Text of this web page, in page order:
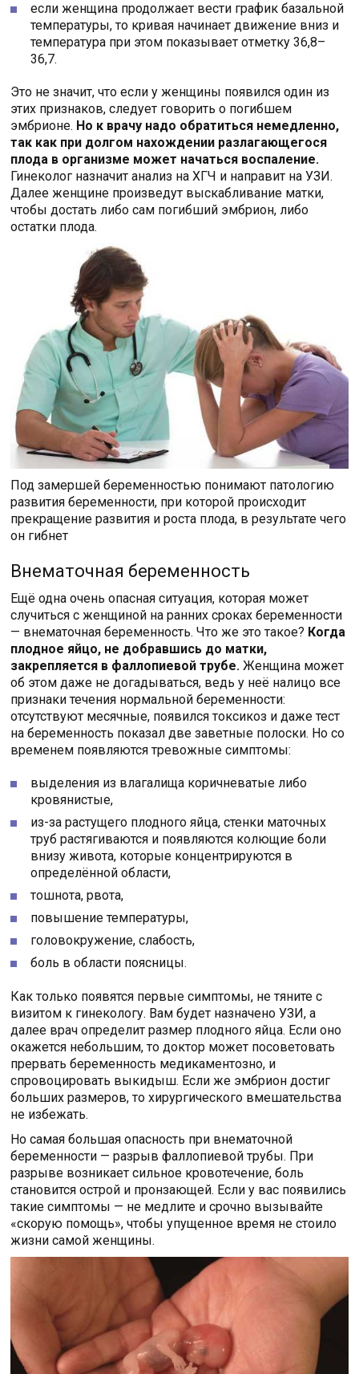
если женщина продолжает вести график базальной
температуры, то кривая начинает движение вниз и
температура при этом показывает отметку 36,8–
36,7.
Это не значит, что если у женщины появился один из
этих признаков, следует говорить о погибшем
эмбрионе. Но к врачу надо обратиться немедленно,
так как при долгом нахождении разлагающегося
плода в организме может начаться воспаление.
Гинеколог назначит анализ на ХГЧ и направит на УЗИ.
Далее женщине произведут выскабливание матки,
чтобы достать либо сам погибший эмбрион, либо
остатки плода.
Под замершей беременностью понимают патологию
развития беременности, при которой происходит
прекращение развития и роста плода, в результате чего
он гибнет
Внематочная беременность
Ещё одна очень опасная ситуация, которая может
случиться с женщиной на ранних сроках беременности
— внематочная беременность. Что же это такое? Когда
плодное яйцо, не добравшись до матки,
закрепляется в фаллопиевой трубе. Женщина может
об этом даже не догадываться, ведь у неё налицо все
признаки течения нормальной беременности:
отсутствуют месячные, появился токсикоз и даже тест
на беременность показал две заветные полоски. Но со
временем появляются тревожные симптомы:
выделения из влагалища коричневатые либо
кровянистые,
из-за растущего плодного яйца, стенки маточных
труб растягиваются и появляются колющие боли
внизу живота, которые концентрируются в
определённой области,
тошнота, рвота,
повышение температуры,
головокружение, слабость,
боль в области поясницы.
Как только появятся первые симптомы, не тяните с
визитом к гинекологу. Вам будет назначено УЗИ, а
далее врач определит размер плодного яйца. Если оно
окажется небольшим, то доктор может посоветовать
прервать беременность медикаментозно, и
спровоцировать выкидыш. Если же эмбрион достиг
больших размеров, то хирургического вмешательства
не избежать.
Но самая большая опасность при внематочной
беременности — разрыв фаллопиевой трубы. При
разрыве возникает сильное кровотечение, боль
становится острой и пронзающей. Если у вас появились
такие симптомы — не медлите и срочно вызывайте
«скорую помощь», чтобы упущенное время не стоило
жизни самой женщины.